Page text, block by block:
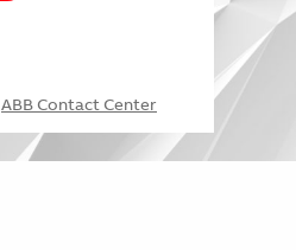
ABB Contact Center